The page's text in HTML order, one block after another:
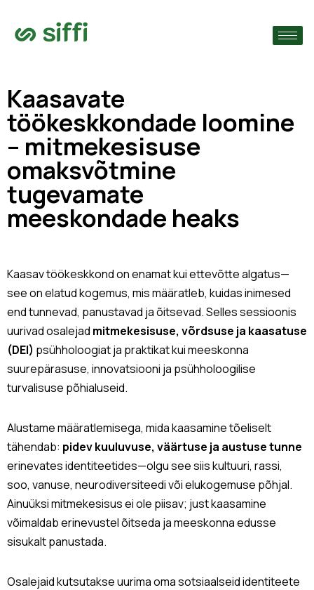
›
Kaasavate
töökeskkondade loomine
– mitmekesisuse
omaksvõtmine
tugevamate
meeskondade heaks
Kaasav töökeskkond on enamat kui ettevõtte algatus—
see on elatud kogemus, mis määratleb, kuidas inimesed
end tunnevad, panustavad ja õitsevad. Selles sessioonis
uurivad osalejad mitmekesisuse, võrdsuse ja kaasatuse
(DEI) psühholoogiat ja praktikat kui meeskonna
suurepärasuse, innovatsiooni ja psühholoogilise
turvalisuse põhialuseid.
Alustame määratlemisega, mida kaasamine tõeliselt
tähendab: pidev kuuluvuse, väärtuse ja austuse tunne
erinevates identiteetides—olgu see siis kultuuri, rassi,
soo, vanuse, neurodiversiteedi või elukogemuse põhjal.
Ainuüksi mitmekesisus ei ole piisav; just kaasamine
võimaldab erinevustel õitseda ja meeskonna edusse
sisukalt panustada.
Osalejaid kutsutakse uurima oma sotsiaalseid identiteete